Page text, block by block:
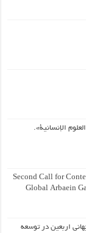
الإنسانية».
Second Call for
Global Arbaein
اربعین در توسعه